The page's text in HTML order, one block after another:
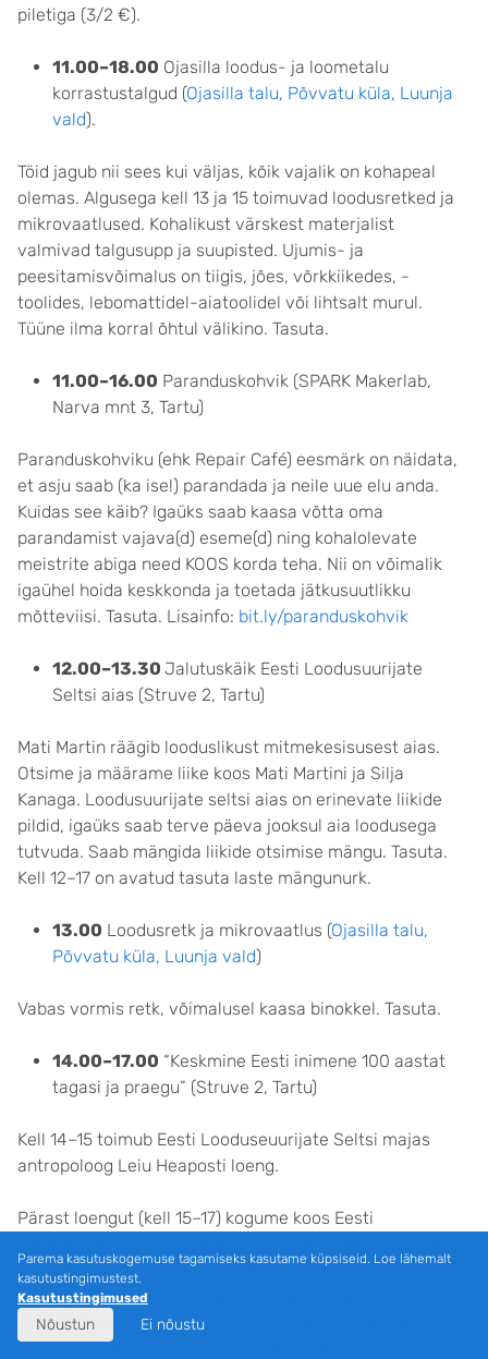
piletiga (3/2 €).
11.00–18.00 Ojasilla loodus- ja loometalu
korrastustalgud (Ojasilla talu, Põvvatu küla, Luunja
vald).
Töid jagub nii sees kui väljas, kõik vajalik on kohapeal
olemas. Algusega kell 13 ja 15 toimuvad loodusretked ja
mikrovaatlused. Kohalikust värskest materjalist
valmivad talgusupp ja suupisted. Ujumis- ja
peesitamisvõimalus on tiigis, jões, võrkkiikedes, -
toolides, lebomattidel-aiatoolidel või lihtsalt murul.
Tüüne ilma korral õhtul välikino. Tasuta.
11.00–16.00 Paranduskohvik (SPARK Makerlab,
Narva mnt 3, Tartu)
Paranduskohviku (ehk Repair Café) eesmärk on näidata,
et asju saab (ka ise!) parandada ja neile uue elu anda.
Kuidas see käib? Igaüks saab kaasa võtta oma
parandamist vajava(d) eseme(d) ning kohalolevate
meistrite abiga need KOOS korda teha. Nii on võimalik
igaühel hoida keskkonda ja toetada jätkusuutlikku
mõtteviisi. Tasuta. Lisainfo: bit.ly/paranduskohvik
12.00–13.30 Jalutuskäik Eesti Loodusuurijate
Seltsi aias (Struve 2, Tartu)
Mati Martin räägib looduslikust mitmekesisusest aias.
Otsime ja määrame liike koos Mati Martini ja Silja
Kanaga. Loodusuurijate seltsi aias on erinevate liikide
pildid, igaüks saab terve päeva jooksul aia loodusega
tutvuda. Saab mängida liikide otsimise mängu. Tasuta.
Kell 12–17 on avatud tasuta laste mängunurk.
13.00 Loodusretk ja mikrovaatlus (Ojasilla talu,
Põvvatu küla, Luunja vald)
Vabas vormis retk, võimalusel kaasa binokkel. Tasuta.
14.00–17.00 “Keskmine Eesti inimene 100 aastat
tagasi ja praegu” (Struve 2, Tartu)
Kell 14–15 toimub Eesti Looduseuurijate Seltsi majas
antropoloog Leiu Heaposti loeng.
Pärast loengut (kell 15–17) kogume koos Eesti
liikmetega mõõtmisandmeid Eesti inimeste kohta. Tule ja
anna oma panus! Võimalus võrrelda ennast saja aasta
taguse Eesti inimesega (maketid Struve 2 hoovis).
Tasuta. Kell 12–17 on avatud tasuta laste mängunurk.
Parema kasutuskogemuse tagamiseks kasutame küpsiseid. Loe lähemalt
kasutustingimustest.
Kasutustingimused
Nõustun Ei nõustu